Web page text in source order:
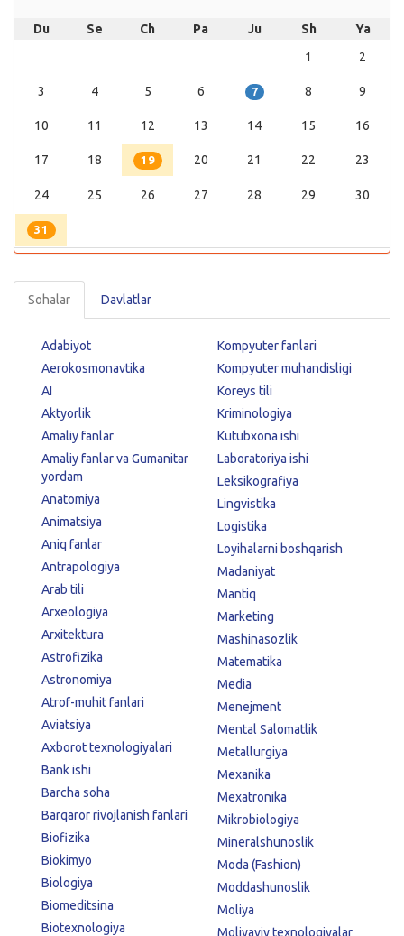
Du Se Ch Pa Ju Sh
Ya
1
2
3 4 5 6 7 8 9
10 11 12 13 14 15 16
17 18 19 20 21 22 23
24 25 26 27 28 29 30
31
Sohalar Davlatlar
Adabiyot
Aerokosmonavtika
AI
Aktyorlik
Amaliy fanlar
Amaliy fanlar va Gumanitar
yordam
Anatomiya
Animatsiya
Aniq fanlar
Antrapologiya
Arab tili
Arxeologiya
Arxitektura
Astrofizika
Astronomiya
Atrof-muhit fanlari
Aviatsiya
Axborot texnologiyalari
Bank ishi
Barcha soha
Barqaror rivojlanish fanlari
Biofizika
Biokimyo
Biologiya
Biomeditsina
Biotexnologiya
Kompyuter fanlari
Kompyuter muhandisligi
Koreys tili
Kriminologiya
Kutubxona ishi
Laboratoriya ishi
Leksikografiya
Lingvistika
Logistika
Loyihalarni boshqarish
Madaniyat
Mantiq
Marketing
Mashinasozlik
Matematika
Media
Menejment
Mental Salomatlik
Metallurgiya
Mexanika
Mexatronika
Mikrobiologiya
Mineralshunoslik
Moda (Fashion)
Moddashunoslik
Moliya
Moliyaviy texnologiyalar